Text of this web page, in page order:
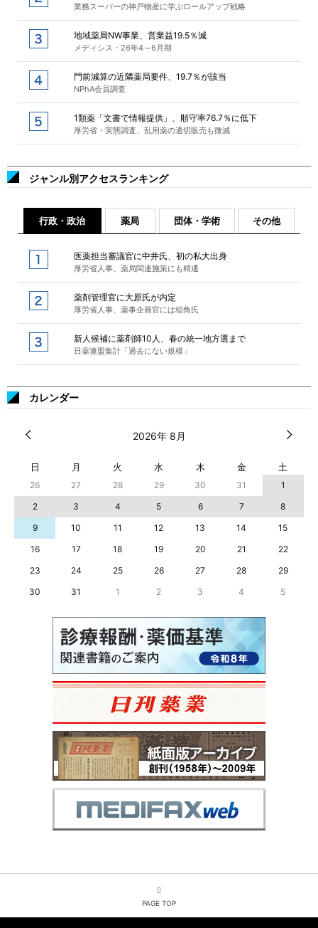
業務スーパーの神戸物産に学ぶロールアップ戦略
地域薬局NW事業、営業益19.5％減
メディシス・26年4～6月期
門前減算の近隣薬局要件、19.7％が該当
NPhA会員調査
1類薬「文書で情報提供」、順守率76.7％に低下
厚労省・実態調査、乱用薬の適切販売も微減
ジャンル別アクセスランキング
行政・政治 薬局 団体・学術 その他
医薬担当審議官に中井氏、初の私大出身
厚労省人事、薬局関連施策にも精通
薬剤管理官に大原氏が内定
厚労省人事、薬事企画官には稲角氏
新人候補に薬剤師10人、春の統一地方選まで
日薬連盟集計「過去にない規模」
カレンダー
2026年 8月
日 月 火 水 木 金 土
26 27 28 29 30 31
1
2
3 4 5 6 7
8
9
10 11 12 13 14
15
16
17 18 19 20 21
22
23
24 25 26 27 28
29
30
31 1 2 3 4 5
PAGE TOP